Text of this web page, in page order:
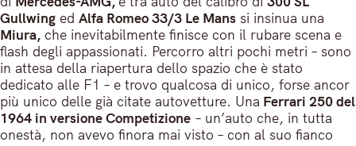
Gullwing ed Alfa Romeo 33/3 Le Mans si insinua una
Miura, che inevitabilmente finisce con il rubare scena e
flash degli appassionati. Percorro altri pochi metri – sono
in attesa della riapertura dello spazio che è stato
dedicato alle F1 – e trovo qualcosa di unico, forse ancor
più unico delle già citate autovetture. Una Ferrari 250 del
1964 in versione Competizione – un’auto che, in tutta
onestà, non avevo finora mai visto – con al suo fianco